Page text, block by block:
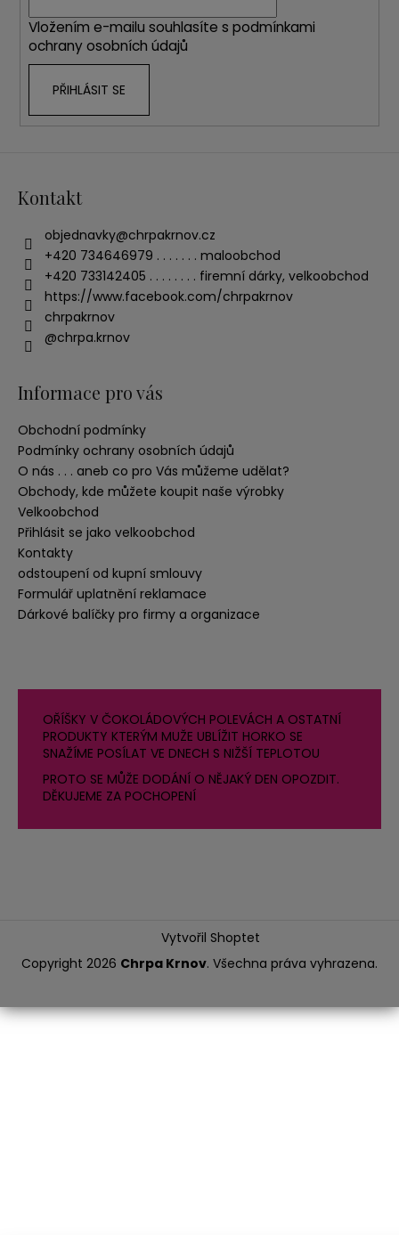
Vložením e-mailu souhlasíte s podmínkami
ochrany osobních údajů
PŘIHLÁSIT SE
Kontakt
objednavky@chrpakrnov.cz
+420 734646979 . . . . . . . maloobchod
+420 733142405 . . . . . . . . firemní dárky, velkoobchod
https://www.facebook.com/chrpakrnov
chrpakrnov
@chrpa.krnov
Informace pro vás
Obchodní podmínky
Podmínky ochrany osobních údajů
O nás . . . aneb co pro Vás můžeme udělat?
Obchody, kde můžete koupit naše výrobky
Velkoobchod
Přihlásit se jako velkoobchod
Kontakty
odstoupení od kupní smlouvy
Formulář uplatnění reklamace
Dárkové balíčky pro firmy a organizace
OŘÍŠKY V ČOKOLÁDOVÝCH POLEVÁCH A OSTATNÍ
PRODUKTY KTERÝM MUŽE UBLÍŽIT HORKO SE
SNAŽÍME POSÍLAT VE DNECH S NIŽŠÍ TEPLOTOU
PROTO SE MŮŽE DODÁNÍ O NĚJAKÝ DEN OPOZDIT.
DĚKUJEME ZA POCHOPENÍ
Vytvořil Shoptet
Copyright 2026 Chrpa Krnov. Všechna práva vyhrazena.